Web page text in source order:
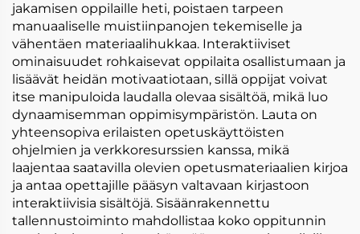
jakamisen oppilaille heti, poistaen tarpeen
manuaaliselle muistiinpanojen tekemiselle ja
vähentäen materiaalihukkaa. Interaktiiviset
ominaisuudet rohkaisevat oppilaita osallistumaan ja
lisäävät heidän motivaatiotaan, sillä oppijat voivat
itse manipuloida laudalla olevaa sisältöä, mikä luo
dynaamisemman oppimisympäristön. Lauta on
yhteensopiva erilaisten opetuskäyttöisten
ohjelmien ja verkkoresurssien kanssa, mikä
laajentaa saatavilla olevien opetusmateriaalien kirjoa
ja antaa opettajille pääsyn valtavaan kirjastoon
interaktiivisia sisältöjä. Sisäänrakennettu
tallennustoiminto mahdollistaa koko oppitunnin